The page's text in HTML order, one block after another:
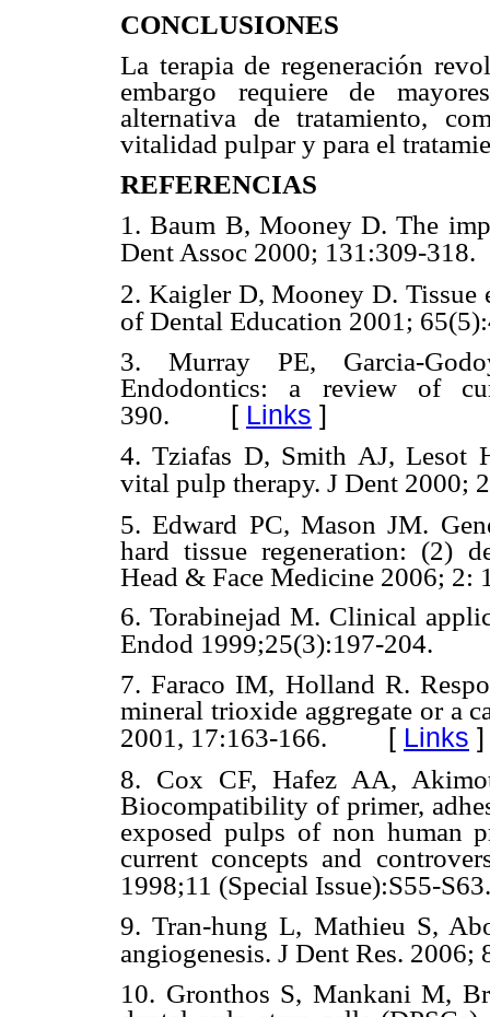
CONCLUSIONES
La terapia de regeneración
embargo requiere de
alternativa de tratamiento,
vitalidad pulpar y para el
REFERENCIAS
1. Baum B, Mooney D. The
Dent Assoc 2000; 131:309-318.
2. Kaigler D, Mooney D. Tissue
of Dental Education 2001;
3. Murray PE, Garcia-
Endodontics: a review of
390. [ Links ]
4. Tziafas D, Smith AJ, Lesot
vital pulp therapy. J Dent 2000;
5. Edward PC, Mason JM.
hard tissue regeneration: (2)
Head & Face Medicine 2006; 2:
6. Torabinejad M. Clinical
Endod 1999;25(3):197-204.
7. Faraco IM, Holland R.
mineral trioxide aggregate or a
2001, 17:163-166. [ Links ]
8. Cox CF, Hafez AA,
Biocompatibility of primer,
exposed pulps of non human
current concepts and
1998;11 (Special Issue):S55-S63.
9. Tran-hung L, Mathieu S,
angiogenesis. J Dent Res. 2006;
10. Gronthos S, Mankani M,